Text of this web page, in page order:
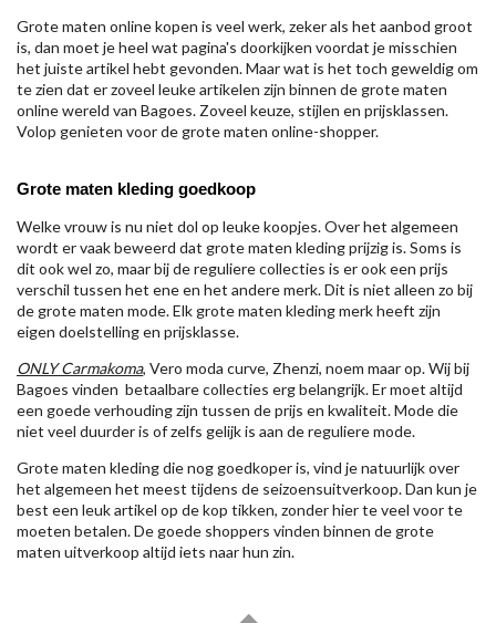
Grote maten online kopen is veel werk, zeker als het aanbod groot
is, dan moet je heel wat pagina's doorkijken voordat je misschien
het juiste artikel hebt gevonden. Maar wat is het toch geweldig om
te zien dat er zoveel leuke artikelen zijn binnen de grote maten
online wereld van Bagoes. Zoveel keuze, stijlen en prijsklassen.
Volop genieten voor de grote maten online-shopper.
Grote maten kleding goedkoop
Welke vrouw is nu niet dol op leuke koopjes. Over het algemeen
wordt er vaak beweerd dat grote maten kleding prijzig is. Soms is
dit ook wel zo, maar bij de reguliere collecties is er ook een prijs
verschil tussen het ene en het andere merk. Dit is niet alleen zo bij
de grote maten mode. Elk grote maten kleding merk heeft zijn
eigen doelstelling en prijsklasse.
ONLY Carmakoma, Vero moda curve, Zhenzi, noem maar op. Wij bij
Bagoes vinden betaalbare collecties erg belangrijk. Er moet altijd
een goede verhouding zijn tussen de prijs en kwaliteit. Mode die
niet veel duurder is of zelfs gelijk is aan de reguliere mode.
Grote maten kleding die nog goedkoper is, vind je natuurlijk over
het algemeen het meest tijdens de seizoensuitverkoop. Dan kun je
best een leuk artikel op de kop tikken, zonder hier te veel voor te
moeten betalen. De goede shoppers vinden binnen de grote
maten uitverkoop altijd iets naar hun zin.